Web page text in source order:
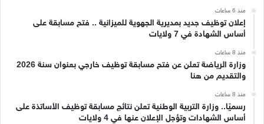
منذ 6 ساعات
إعلان توظيف جديد بمديرية الجهوية للميزانية .. فتح مسابقة على
أساس الشهادة في 7 ولايات
منذ 8 ساعات
وزارة الرياضة تعلن عن فتح مسابقة توظيف خارجي بعنوان سنة 2026
والتقديم من هنا
منذ 8 ساعات
رسميًا.. وزارة التربية الوطنية تعلن نتائج مسابقة توظيف الأساتذة على
أساس الشهادات وتؤجل الإعلان عنها في 4 ولايات